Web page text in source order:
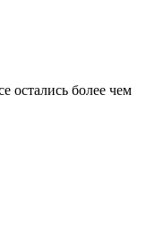
остались более чем